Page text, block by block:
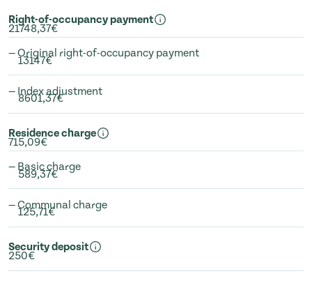
Right-of-occupancy payment
21748,37€
— Original right-of-occupancy payment
13147€
— Index adjustment
8601,37€
Residence charge
715,09€
— Basic charge
589,37€
— Communal charge
125,71€
Security deposit
250€